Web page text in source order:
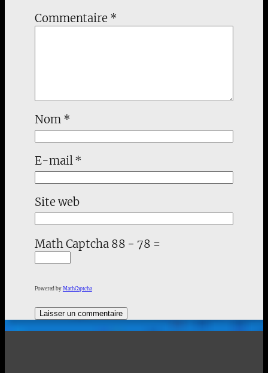
Commentaire *
Nom *
E-mail*
Site web
Math Captcha 88 − 78 =
Powered by MathCaptcha